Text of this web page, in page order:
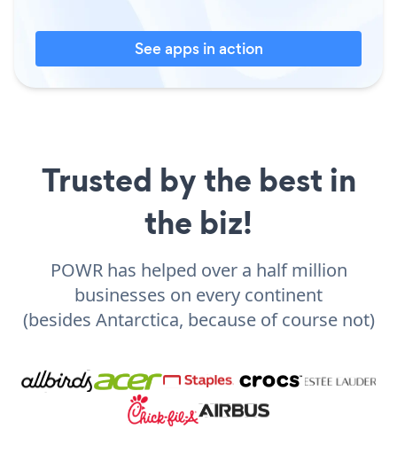
See apps in action
Trusted by the best in
the biz!
POWR has helped over a half million
businesses on every continent
(besides Antarctica, because of course not)